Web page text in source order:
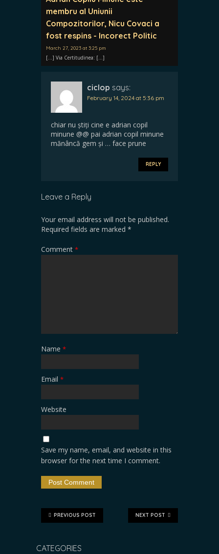
membru al Uniunii
Compozitorilor, Nicu Covaci a
fost respins - Incorect Politic
March 27, 2023 at 3:25 pm
[…] Via Certitudinea: […]
ciclop says:
February 14, 2024 at 5:36 pm
chiar nu știți cine e adrian copil
minune @@ pai adrian copil minune
mănâncă gem și … face prune
REPLY
Leave a Reply
Your email address will not be published.
Required fields are marked *
Comment *
Name *
Email *
Website
Save my name, email, and website in this
browser for the next time I comment.
NEXT POST
PREVIOUS POST
CATEGORIES